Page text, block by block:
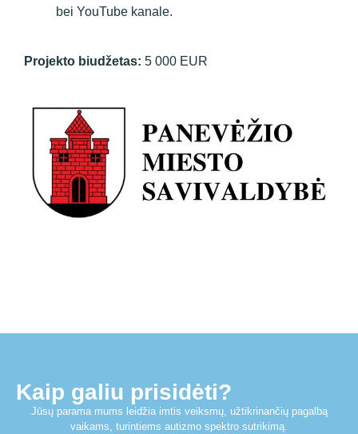
bei YouTube kanale.
Projekto biudžetas: 5 000 EUR
Kaip galiu prisidėti?
Jūsų parama mums leidžia imtis veiksmų, užtikrinančių pagalbą
vaikams, turintiems autizmo spektro sutrikimą.